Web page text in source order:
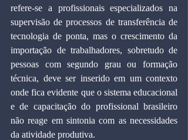
refere-se a profissionais especializados na
supervisão de processos de transferência de
tecnologia de ponta, mas o crescimento da
importação de trabalhadores, sobretudo de
pessoas com segundo grau ou formação
técnica, deve ser inserido em um contexto
onde fica evidente que o sistema educacional
e de capacitação do profissional brasileiro
não reage em sintonia com as necessidades
da atividade produtiva.